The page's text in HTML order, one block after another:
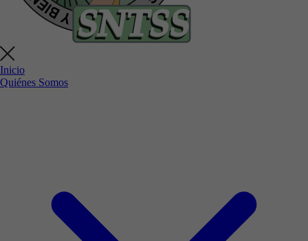
Inicio
Quiénes Somos